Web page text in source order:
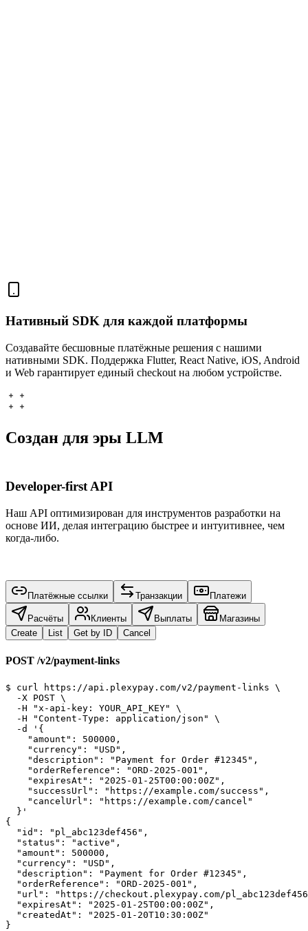
Нативный SDK для каждой платформы
Создавайте бесшовные платёжные решения с нашими
нативными SDK. Поддержка Flutter, React Native, iOS, Android
и Web гарантирует единый checkout на любом устройстве.
Создан для эры LLM
Developer-first API
Наш API оптимизирован для инструментов разработки на
основе ИИ, делая интеграцию быстрее и интуитивнее, чем
когда-либо.
Платёжные ссылки Транзакции Платежи
Расчёты Клиенты Выплаты
Магазины
Create
List Get by ID Cancel
POST /v2/payment-links
$ curl https://api.plexypay.com/v2/payment-links \
  -X POST \
  -H "x-api-key: YOUR_API_KEY" \
  -H "Content-Type: application/json" \
  -d '{
    "amount": 500000,
    "currency": "USD",
    "description": "Payment for Order #12345",
    "orderReference": "ORD-2025-001",
    "expiresAt": "2025-01-25T00:00:00Z",
    "successUrl": "https://example.com/success",
    "cancelUrl": "https://example.com/cancel"
  }'
{
  "id": "pl_abc123def456",
  "status": "active",
  "amount": 500000,
  "currency": "USD",
  "description": "Payment for Order #12345",
  "orderReference": "ORD-2025-001",
"url": "https://checkout.plexypay.com/
  "expiresAt": "2025-01-25T00:00:00Z",
  "createdAt": "2025-01-20T10:30:00Z"
}